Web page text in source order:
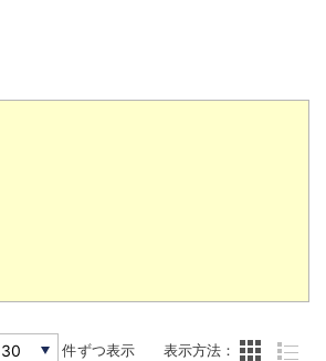
件ずつ表示 表示方法：